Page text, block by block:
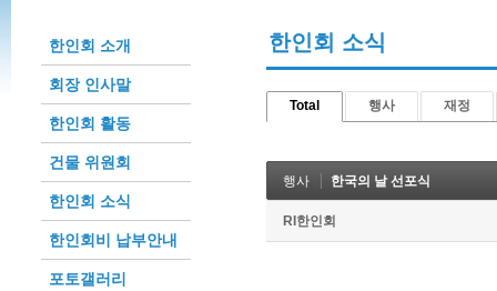
한인회 소개
회장 인사말
한인회 활동
건물 위원회
한인회 소식
한인회비 납부안내
포토갤러리
한인회 소식
Total 행사 재정
행사 한국의 날 선포식
RI한인회